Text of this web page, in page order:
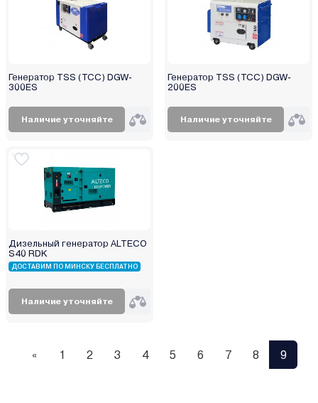
Генератор TSS (ТСС) DGW-
300ES
Наличие уточняйте
Генератор TSS (ТСС) DGW-
200ES
Наличие уточняйте
Дизельный генератор ALTECO
S40 RDK
ДОСТАВИМ ПО МИНСКУ БЕСПЛАТНО
Наличие уточняйте
« 1 2 3 4 5 6 7 8 9